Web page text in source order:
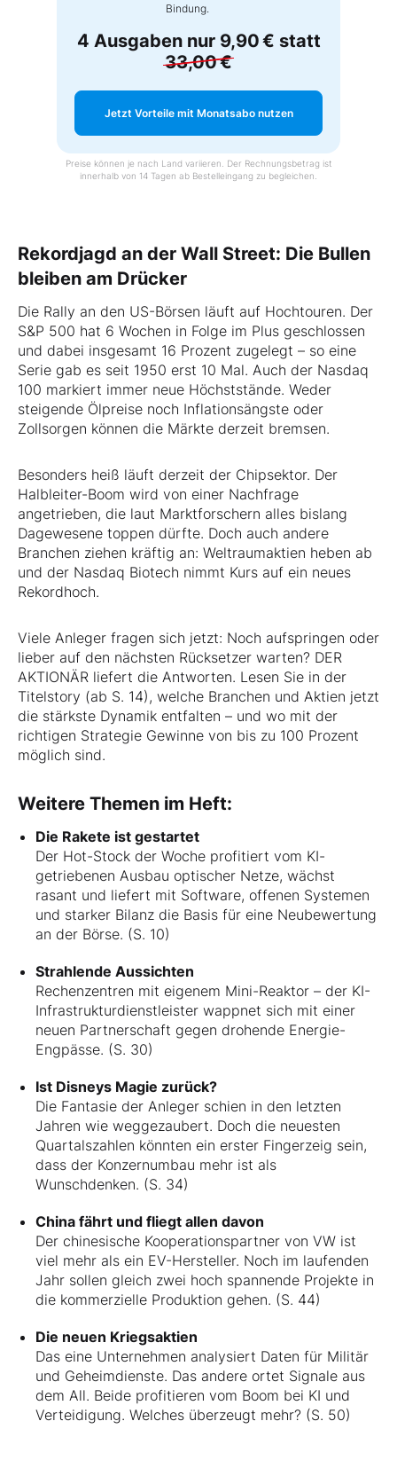
Bindung.
4 Ausgaben nur 9,90 € statt
33,00 €
Jetzt Vorteile mit Monatsabo nutzen
Preise können je nach Land variieren. Der Rechnungsbetrag ist
innerhalb von 14 Tagen ab Bestelleingang zu begleichen.
Rekordjagd an der Wall Street: Die Bullen
bleiben am Drücker
Die Rally an den US-Börsen läuft auf Hochtouren. Der
S&P 500 hat 6 Wochen in Folge im Plus geschlossen
und dabei insgesamt 16 Prozent zugelegt – so eine
Serie gab es seit 1950 erst 10 Mal. Auch der Nasdaq
100 markiert immer neue Höchststände. Weder
steigende Ölpreise noch Inflationsängste oder
Zollsorgen können die Märkte derzeit bremsen.
Besonders heiß läuft derzeit der Chipsektor. Der
Halbleiter-Boom wird von einer Nachfrage
angetrieben, die laut Marktforschern alles bislang
Dagewesene toppen dürfte. Doch auch andere
Branchen ziehen kräftig an: Weltraumaktien heben ab
und der Nasdaq Biotech nimmt Kurs auf ein neues
Rekordhoch.
Viele Anleger fragen sich jetzt: Noch aufspringen oder
lieber auf den nächsten Rücksetzer warten? DER
AKTIONÄR liefert die Antworten. Lesen Sie in der
Titelstory (ab S. 14), welche Branchen und Aktien jetzt
die stärkste Dynamik entfalten – und wo mit der
richtigen Strategie Gewinne von bis zu 100 Prozent
möglich sind.
Weitere Themen im Heft:
Die Rakete ist gestartet
Der Hot-Stock der Woche profitiert vom KI-
getriebenen Ausbau optischer Netze, wächst
rasant und liefert mit Software, offenen Systemen
und starker Bilanz die Basis für eine Neubewertung
an der Börse. (S. 10)
Strahlende Aussichten
Rechenzentren mit eigenem Mini-Reaktor – der KI-
Infrastrukturdienstleister wappnet sich mit einer
neuen Partnerschaft gegen drohende Energie-
Engpässe. (S. 30)
Ist Disneys Magie zurück?
Die Fantasie der Anleger schien in den letzten
Jahren wie weggezaubert. Doch die neuesten
Quartalszahlen könnten ein erster Fingerzeig sein,
dass der Konzernumbau mehr ist als
Wunschdenken. (S. 34)
China fährt und fliegt allen davon
Der chinesische Kooperationspartner von VW ist
viel mehr als ein EV-Hersteller. Noch im laufenden
Jahr sollen gleich zwei hoch spannende Projekte in
die kommerzielle Produktion gehen. (S. 44)
Die neuen Kriegsaktien
Das eine Unternehmen analysiert Daten für Militär
und Geheimdienste. Das andere ortet Signale aus
dem All. Beide profitieren vom Boom bei KI und
Verteidigung. Welches überzeugt mehr? (S. 50)